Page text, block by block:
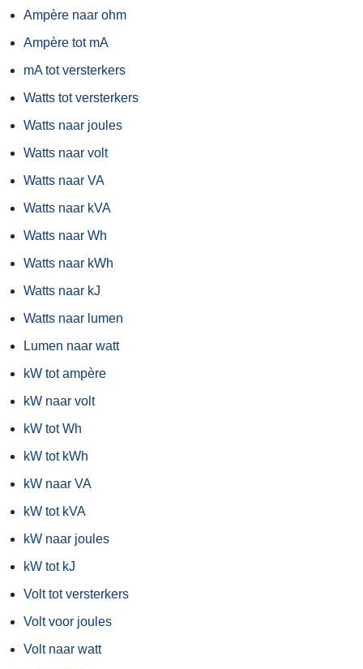
Ampère naar ohm
Ampère tot mA
mA tot versterkers
Watts tot versterkers
Watts naar joules
Watts naar volt
Watts naar VA
Watts naar kVA
Watts naar Wh
Watts naar kWh
Watts naar kJ
Watts naar lumen
Lumen naar watt
kW tot ampère
kW naar volt
kW tot Wh
kW tot kWh
kW naar VA
kW tot kVA
kW naar joules
kW tot kJ
Volt tot versterkers
Volt voor joules
Volt naar watt